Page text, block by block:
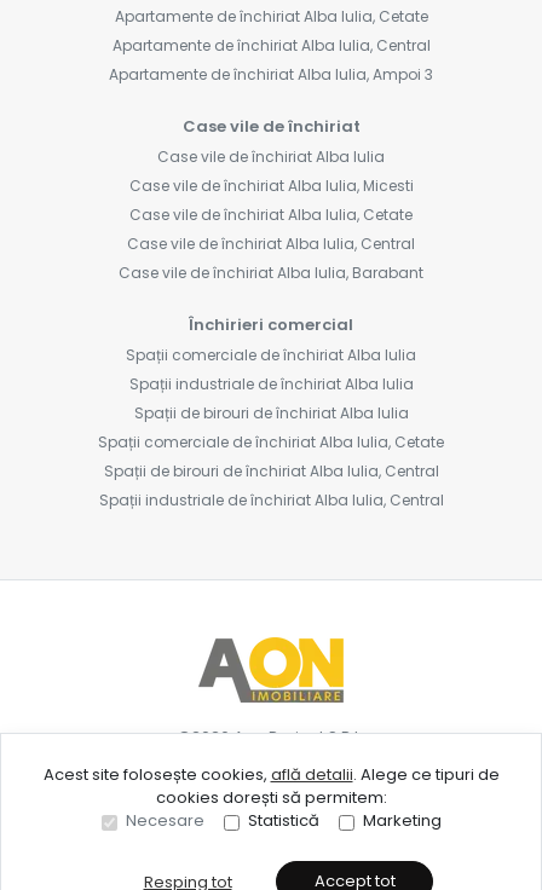
Apartamente de închiriat Alba Iulia, Cetate
Apartamente de închiriat Alba Iulia, Central
Apartamente de închiriat Alba Iulia, Ampoi 3
Case vile de închiriat
Case vile de închiriat Alba Iulia
Case vile de închiriat Alba Iulia, Micesti
Case vile de închiriat Alba Iulia, Cetate
Case vile de închiriat Alba Iulia, Central
Case vile de închiriat Alba Iulia, Barabant
Închirieri comercial
Spații comerciale de închiriat Alba Iulia
Spații industriale de închiriat Alba Iulia
Spații de birouri de închiriat Alba Iulia
Spații comerciale de închiriat Alba Iulia, Cetate
Spații de birouri de închiriat Alba Iulia, Central
Spații industriale de închiriat Alba Iulia, Central
©2026Aon Project S.R.L.
Site creat în
Acest site folosește cookies, află detalii. Alege ce tipuri de
cookies dorești să permitem:
Necesare
Statistică Marketing
Resping tot Accept tot